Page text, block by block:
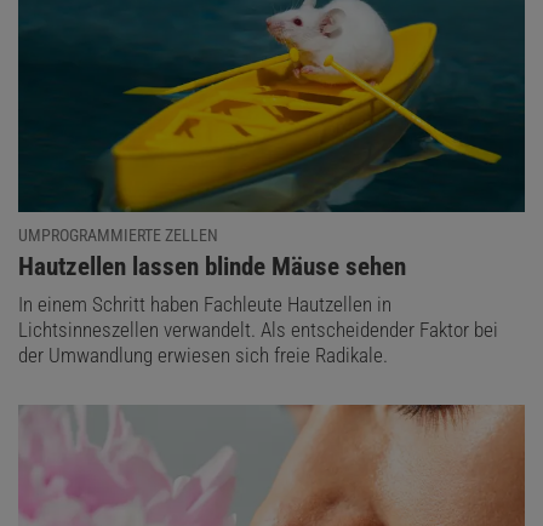
UMPROGRAMMIERTE ZELLEN
:
Hautzellen lassen blinde Mäuse sehen
In einem Schritt haben Fachleute Hautzellen in
Lichtsinneszellen verwandelt. Als entscheidender Faktor bei
der Umwandlung erwiesen sich freie Radikale.